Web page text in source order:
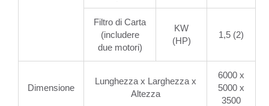
Filtro di Carta
(includere
due motori)
KW
(HP)
1,5 (2)
Dimensione
Lunghezza x Larghezza x
Altezza
6000 x
5000 x
3500